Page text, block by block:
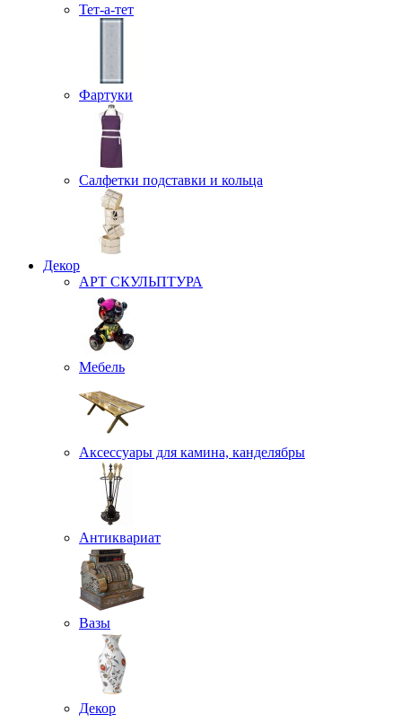
Тет-а-тет
Фартуки
Салфетки подставки и кольца
Декор
АРТ СКУЛЬПТУРА
Мебель
Аксессуары для камина, канделябры
Антиквариат
Вазы
Декор